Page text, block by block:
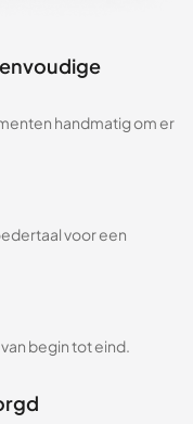
handmatig om er
voor een
begin tot eind.